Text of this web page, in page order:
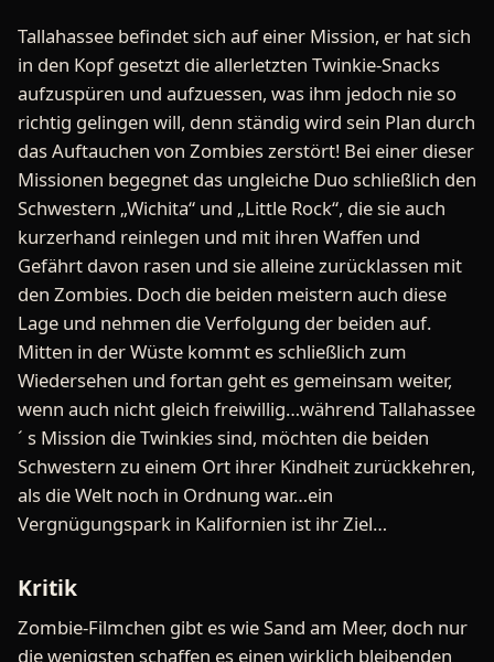
Tallahassee befindet sich auf einer Mission, er hat sich
in den Kopf gesetzt die allerletzten Twinkie-Snacks
aufzuspüren und aufzuessen, was ihm jedoch nie so
richtig gelingen will, denn ständig wird sein Plan durch
das Auftauchen von Zombies zerstört! Bei einer dieser
Missionen begegnet das ungleiche Duo schließlich den
Schwestern „Wichita“ und „Little Rock“, die sie auch
kurzerhand reinlegen und mit ihren Waffen und
Gefährt davon rasen und sie alleine zurücklassen mit
den Zombies. Doch die beiden meistern auch diese
Lage und nehmen die Verfolgung der beiden auf.
Mitten in der Wüste kommt es schließlich zum
Wiedersehen und fortan geht es gemeinsam weiter,
wenn auch nicht gleich freiwillig…während Tallahassee
´ s Mission die Twinkies sind, möchten die beiden
Schwestern zu einem Ort ihrer Kindheit zurückkehren,
als die Welt noch in Ordnung war…ein
Vergnügungspark in Kalifornien ist ihr Ziel…
Kritik
Zombie-Filmchen gibt es wie Sand am Meer, doch nur
die wenigsten schaffen es einen wirklich bleibenden